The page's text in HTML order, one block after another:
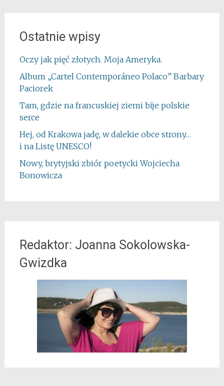
Ostatnie wpisy
Oczy jak pięć złotych. Moja Ameryka.
Album „Cartel Contemporáneo Polaco” Barbary
Paciorek
Tam, gdzie na francuskiej ziemi bije polskie
serce
Hej, od Krakowa jadę, w dalekie obce strony…
i na Listę UNESCO!
Nowy, brytyjski zbiór poetycki Wojciecha
Bonowicza
Redaktor: Joanna Sokolowska-
Gwizdka